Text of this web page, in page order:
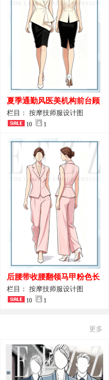
夏季通勤风医美机构前台顾
问端庄工作制服
栏目： 按摩技师服设计图
10 1
后腰带收腰翻领马甲粉色长
裤套装 美容门店前台主管精
致高级工装
栏目： 按摩技师服设计图
10 1
更多